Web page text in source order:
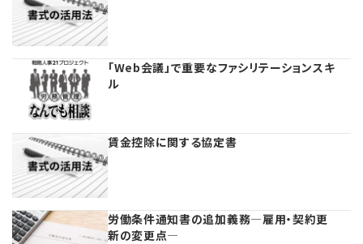
「Web会議」で重要なファシリテーションスキ
ル
賃金控除に関する協定書
労働条件通知書の追加義務―雇用・契約更
新の変更点―